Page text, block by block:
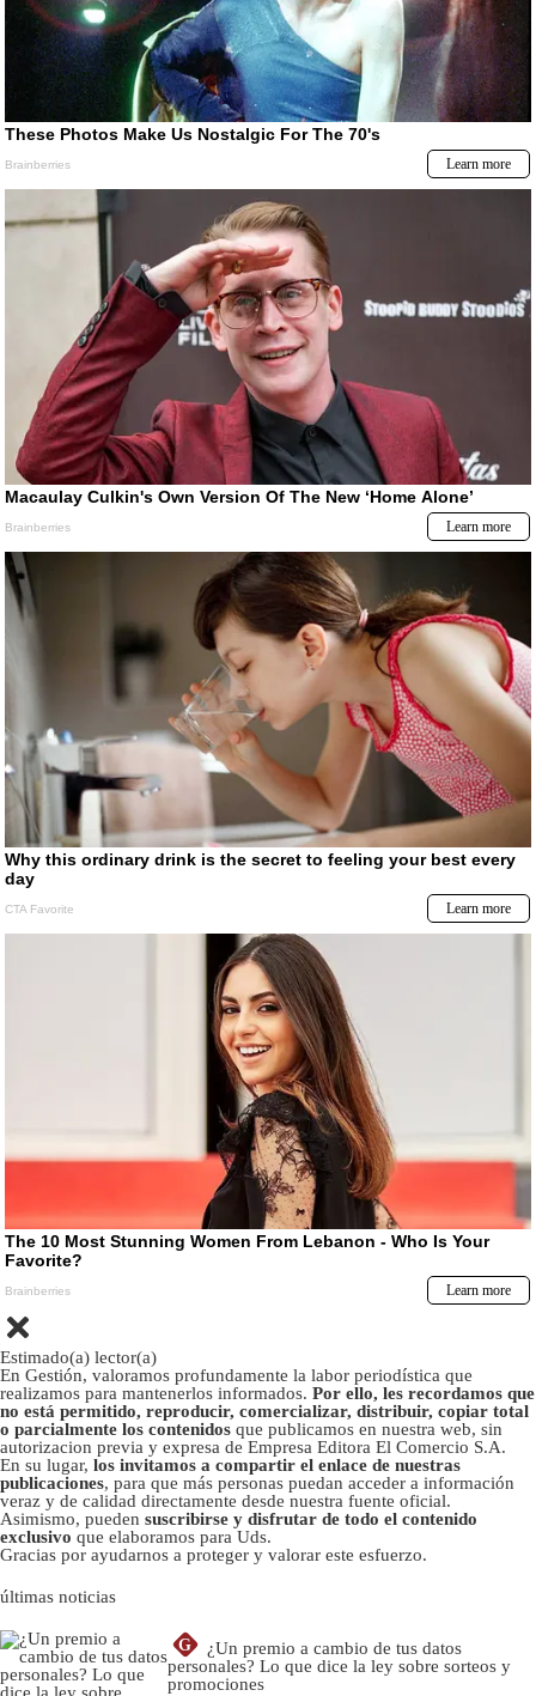
Estimado(a) lector(a)
En Gestión, valoramos profundamente la labor periodística que
realizamos para mantenerlos informados. Por ello, les recordamos que
no está permitido, reproducir, comercializar, distribuir, copiar total
o parcialmente los contenidos que publicamos en nuestra web, sin
autorizacion previa y expresa de Empresa Editora El Comercio S.A.
En su lugar, los invitamos a compartir el enlace de nuestras
publicaciones, para que más personas puedan acceder a información
veraz y de calidad directamente desde nuestra fuente oficial.
Asimismo, pueden suscribirse y disfrutar de todo el contenido
exclusivo que elaboramos para Uds.
Gracias por ayudarnos a proteger y valorar este esfuerzo.
últimas noticias
G
¿Un premio a cambio de tus datos
personales? Lo que dice la ley sobre sorteos y
promociones